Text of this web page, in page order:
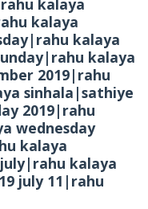
kalaya
kalaya
kalaya
kalaya
2019|rahu
sinhala|sathiye
2019|rahu
wednesday
kalaya
kalaya
july 11|rahu